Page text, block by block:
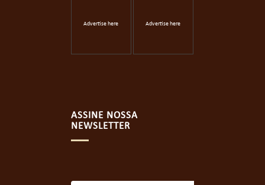
Advertise here Advertise here
ASSINE NOSSA
NEWSLETTER